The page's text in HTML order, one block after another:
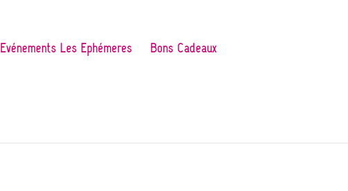
Evénements Les Ephémères Bons Cadeaux